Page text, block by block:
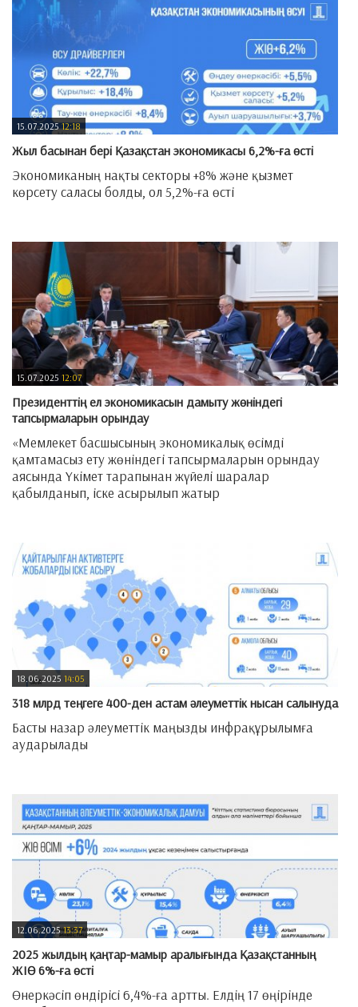
15.07.202512:18
Жыл басынан бері Қазақстан экономикасы 6,2%-ға өсті
Экономиканың нақты секторы +8% және қызмет
көрсету саласы болды, ол 5,2%-ға өсті
15.07.2025 12:07
Президенттің ел экономикасын дамыту жөніндегі
тапсырмаларын орындау
«Мемлекет басшысының экономикалық өсімді
қамтамасыз ету жөніндегі тапсырмаларын орындау
аясында Үкімет тарапынан жүйелі шаралар
қабылданып, іске асырылып жатыр
18.06.2025 14:05
318 млрд теңгеге 400-ден астам әлеуметтік нысан салынуда
Басты назар әлеуметтік маңызды инфрақұрылымға
аударылады
12.06.202513:37
2025 жылдың қаңтар-мамыр аралығында Қазақстанның
ЖІӨ 6%-ға өсті
Өнеркәсіп өндірісі 6,4%-ға артты. Елдің 17 өңірінде